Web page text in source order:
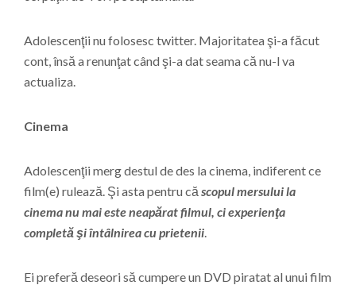
Adolescenţii nu folosesc twitter. Majoritatea şi-a făcut
cont, însă a renunţat când şi-a dat seama că nu-l va
actualiza.
Cinema
Adolescenţii merg destul de des la cinema, indiferent ce
film(e) rulează. Şi asta pentru că scopul mersului la
cinema nu mai este neapărat filmul, ci experienţa
completă şi întâlnirea cu prietenii.
Ei preferă deseori să cumpere un DVD piratat al unui film